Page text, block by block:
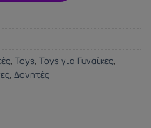
, Toys, Toys για Γυναίκες,
, Δονητές